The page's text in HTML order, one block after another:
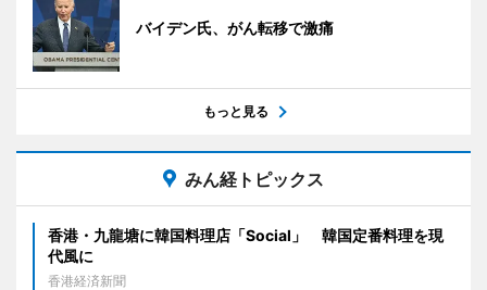
バイデン氏、がん転移で激痛
もっと見る
みん経トピックス
香港・九龍塘に韓国料理店「Social」 韓国定番料理を現
代風に
香港経済新聞